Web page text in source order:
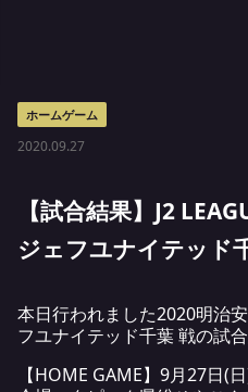
ホームゲーム
2020.09.27
【試合結果】J2
ジェフユナイテッド
本日行われました2020明治
フユナイテッド千葉 戦の試
【HOME GAME】9月27日(